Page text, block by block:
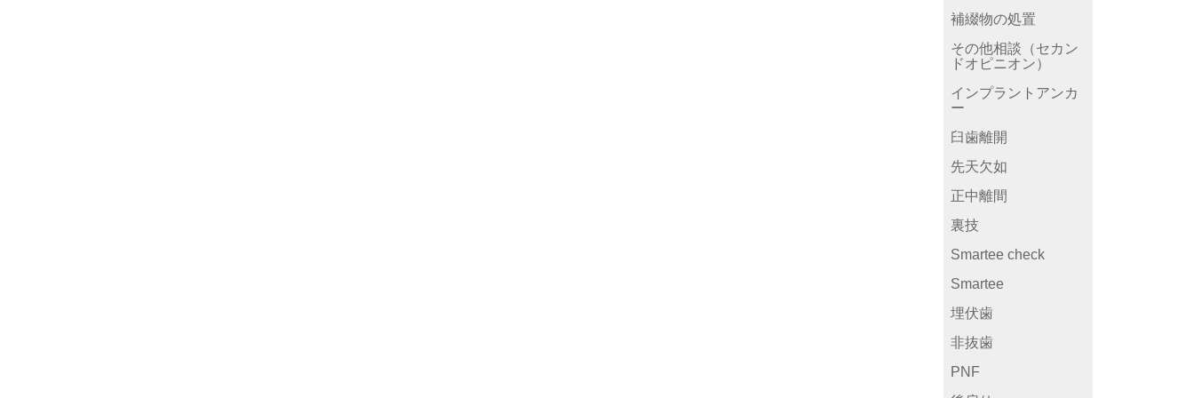
補綴物の処置
その他相談（セカン
ドオピニオン）
インプラントアンカ
ー
臼歯離開
先天欠如
正中離間
裏技
Smartee check
Smartee
埋伏歯
非抜歯
PNF